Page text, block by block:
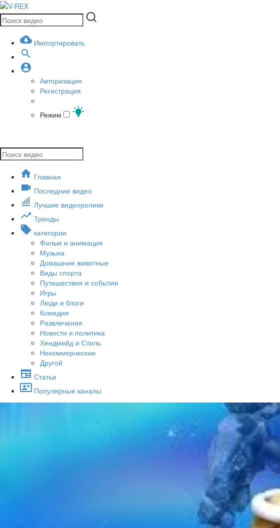
Импортировать
Авторизация
Регистрация
Режим
Главная
Последние видео
Лучшие видеоролики
Тренды
категории
Фильм и анимация
Музыка
Домашние животные
Виды спорта
Путешествия и события
Игры
Люди и блоги
Комедия
Развлечения
Новости и политика
Хендмейд и Стиль
Некоммерческие
Другой
Статьи
Популярные каналы